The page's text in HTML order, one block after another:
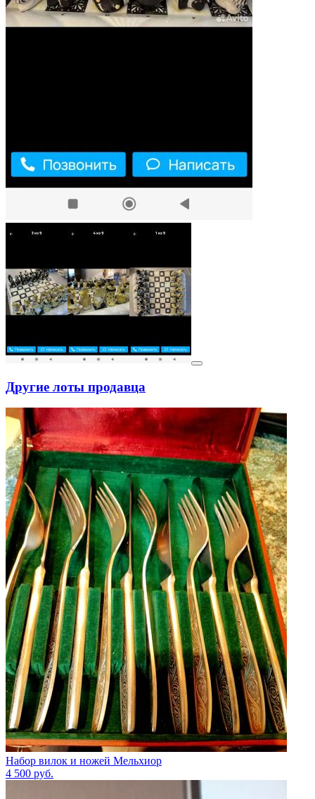
Другие лоты продавца
Набор вилок и ножей Мельхиор
4 500 руб.